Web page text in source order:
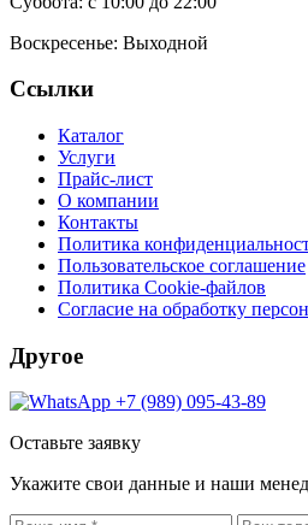
Воскресенье: Выходной
Ссылки
Каталог
Услуги
Прайс-лист
О компании
Контакты
Политика
Пользовательское соглашение
Политика Cookie-файлов
Согласие на обработку
Другое
+7 (989) 095-43-89
Оставьте заявку
Укажите свои данные и наши